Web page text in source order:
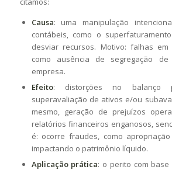
Causa: uma manipulação
contábeis, como o
desviar recursos. Motivo: falhas em
como ausência de segregação
empresa.
Efeito: distorções no balanço
superavaliação de ativos e/ou
mesmo, geração de prejuízos
relatórios financeiros enganosos,
é: ocorre fraudes, como
impactando o patrimônio líquido.
Aplicação prática: o perito com base